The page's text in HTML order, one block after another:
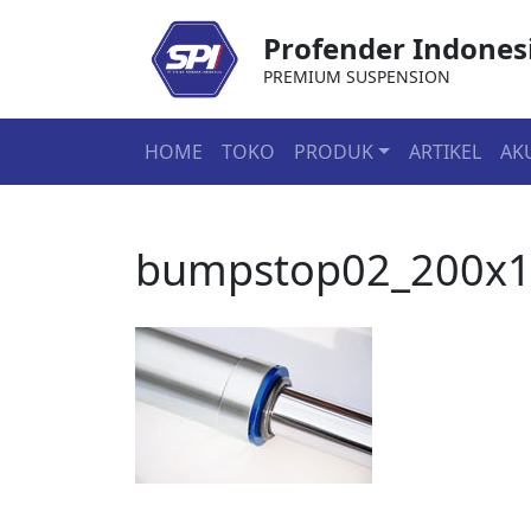
Profender
PREMIUM SUSPENSION
HOME TOKO PRODUK ARTIKEL